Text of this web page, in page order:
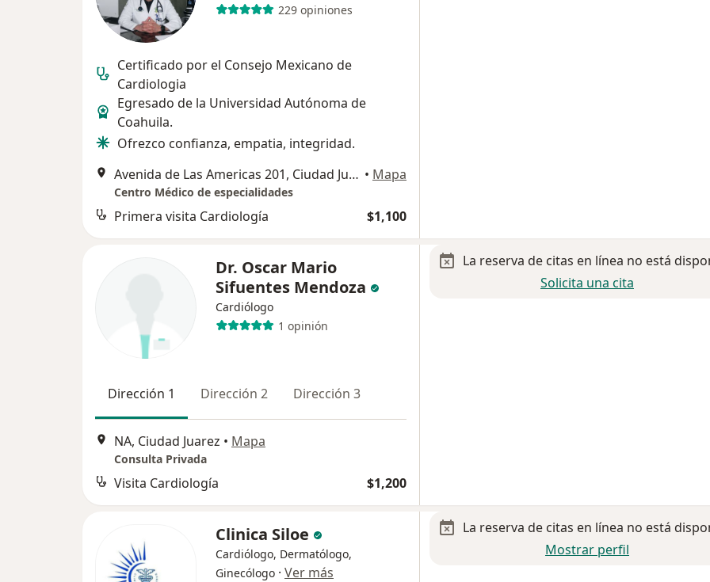
229 opiniones
Certificado por el Consejo Mexicano de
Cardiologia
Egresado de la Universidad Autónoma de
Coahuila.
Ofrezco confianza, empatia, integridad.
Avenida de Las Americas 201, Ciudad Juarez • Mapa
Centro Médico de especialidades
Primera visita Cardiología $1,100
Dr. Oscar Mario
Sifuentes Mendoza
Cardiólogo
1 opinión
Dirección 1 Dirección 2 Dirección 3
NA, Ciudad Juarez • Mapa
Consulta Privada
Visita Cardiología $1,200
La reserva de citas en línea no está
Solicita una cita
Clinica Siloe
Cardiólogo, Dermatólogo,
Ginecólogo · Ver más
La reserva de citas en línea no está
Mostrar perfil